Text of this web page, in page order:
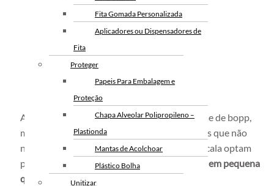
Fita Gomada Personalizada
Aplicadores ou Dispensadores de
Fita
Proteger
Papeis Para Embalagem e
Proteção
Chapa Alveolar Polipropileno –
Plastionda
Mantas de Acolchoar
Plástico Bolha
Unitizar
A fita adesiva é um produto constituído a base de bopp,
material plástico de alta resistência. Empresas que não
necessitam da fita para aplicação em larga escala optam
pela solicitação dafita adesiva personalizada em pequena
quantidade